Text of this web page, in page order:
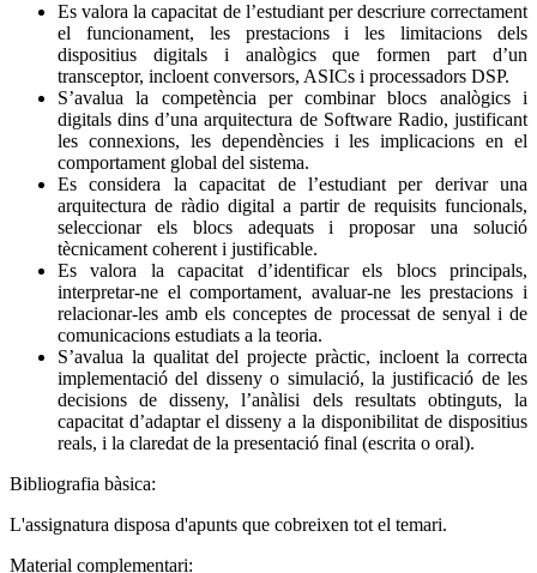
Es valora la capacitat de l’estudiant per descriure correctament
el funcionament, les prestacions i les limitacions dels
dispositius digitals i analògics que formen part d’un
transceptor, incloent conversors, ASICs i processadors DSP.
S’avalua la competència per combinar blocs analògics i
digitals dins d’una arquitectura de Software Radio, justificant
les connexions, les dependències i les implicacions en el
comportament global del sistema.
Es considera la capacitat de l’estudiant per derivar una
arquitectura de ràdio digital a partir de requisits funcionals,
seleccionar els blocs adequats i proposar una solució
tècnicament coherent i justificable.
Es valora la capacitat d’identificar els blocs principals,
interpretar-ne el comportament, avaluar-ne les prestacions i
relacionar-les amb els conceptes de processat de senyal i de
comunicacions estudiats a la teoria.
S’avalua la qualitat del projecte pràctic, incloent la correcta
implementació del disseny o simulació, la justificació de les
decisions de disseny, l’anàlisi dels resultats obtinguts, la
capacitat d’adaptar el disseny a la disponibilitat de dispositius
reals, i la claredat de la presentació final (escrita o oral).
Bibliografia bàsica:
L'assignatura disposa d'apunts que cobreixen tot el temari.
Material complementari: